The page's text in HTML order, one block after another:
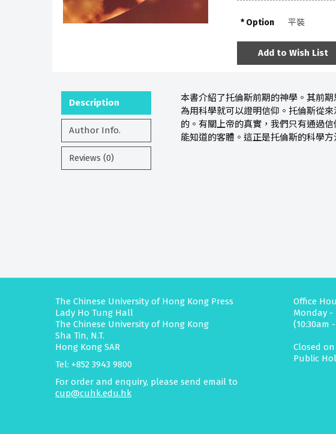
Option
Add to Wish List
Description
Author Info.
Reviews (0)
本書介紹了托倫斯前期的神學。其前
為用科學就可以證明信仰。托倫斯從
的。有關上帝的真實，我們只有通過
能知道的客體。這正是托倫斯的科學
The Chinese University of Hong Kong Press
Lady Ho Tung Hall
The Chinese University of Hong Kong
Sha Tin, N.T.
Hong Kong SAR
Tel: +852 3943 9800
For order and enquiry, please send email to
cup@cuhk.edu.hk
Office
Monday -
(10:30am
Closed
Public